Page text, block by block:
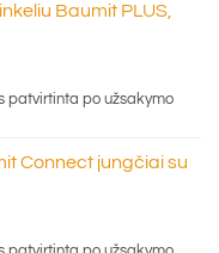
Baumit PLUS,
patvirtinta po užsakymo
Connect jungčiai su